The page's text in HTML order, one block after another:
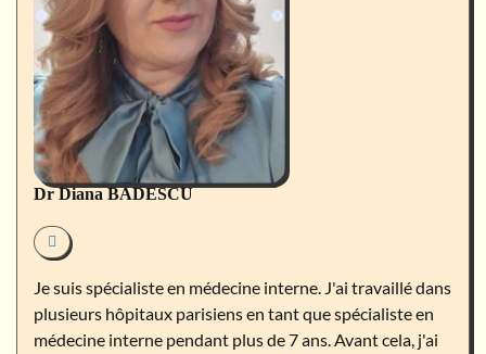
Dr Diana BADESCU
Je suis spécialiste en médecine interne. J'ai travaillé dans
plusieurs hôpitaux parisiens en tant que spécialiste en
médecine interne pendant plus de 7 ans. Avant cela, j'ai